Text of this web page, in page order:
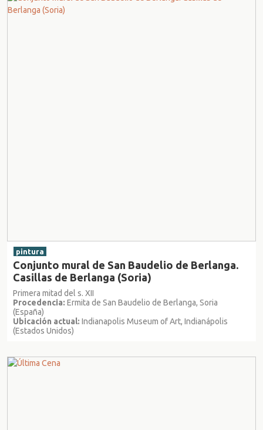
pintura
Conjunto mural de San Baudelio de Berlanga.
Casillas de Berlanga (Soria)
Primera mitad del s. XII
Procedencia: Ermita de San Baudelio de Berlanga, Soria
(España)
Ubicación actual: Indianapolis Museum of Art, Indianápolis
(Estados Unidos)